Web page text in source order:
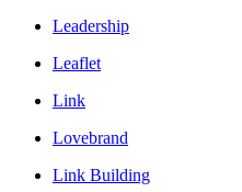
Leadership
Leaflet
Link
Lovebrand
Link Building